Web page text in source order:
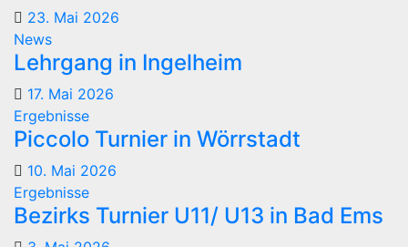
23. Mai 2026
News
Lehrgang in Ingelheim
17. Mai 2026
Ergebnisse
Piccolo Turnier in Wörrstadt
10. Mai 2026
Ergebnisse
Bezirks Turnier U11/ U13 in Bad Ems